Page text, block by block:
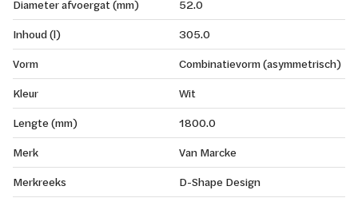
Diameter afvoergat (mm)
52.0
Inhoud (l)
305.0
Vorm
Combinatievorm (asymmetrisch)
Kleur
Wit
Lengte (mm)
1800.0
Merk
Van Marcke
Merkreeks
D-Shape Design